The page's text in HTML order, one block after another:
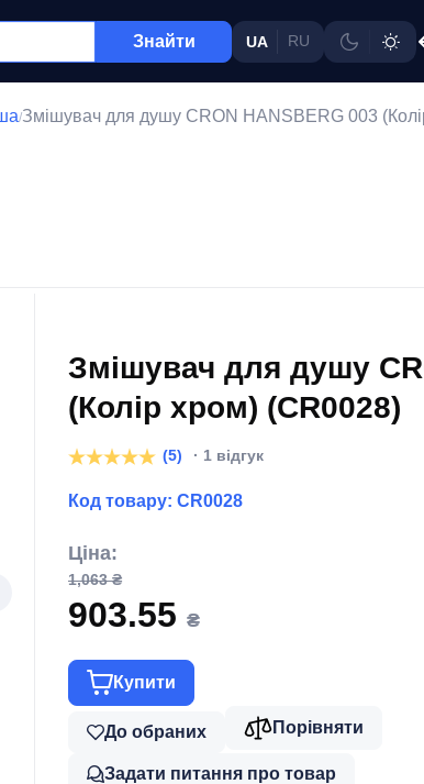
Знайти UA RU
/Змішувач для душу CRON HANSBERG 003
Змішувач для душу
(Колір хром) (CR0028)
(5) · 1 відгук
Код товару: CR0028
Ціна:
1,063 ₴
903.55 ₴
Купити
До обраних Порівняти
Задати питання про товар